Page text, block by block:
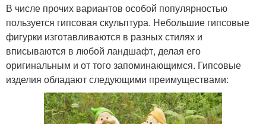
В числе прочих вариантов особой популярностью
пользуется гипсовая скульптура. Небольшие гипсовые
фигурки изготавливаются в разных стилях и
вписываются в любой ландшафт, делая его
оригинальным и от того запоминающимся. Гипсовые
изделия обладают следующими преимуществами: